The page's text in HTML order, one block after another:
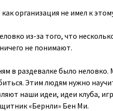
как организация не имел к
из-за того, что
не понимают.
в раздевалке было
Этим людям нужно
наши идеи, идеи клуба,
«Бернли» Бен Ми.